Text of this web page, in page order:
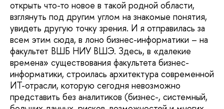
открыть что-то новое в такой родной области,
взглянуть под другим углом на знакомые понятия,
увидеть другую точку зрения. И я отправилась за
всем этим сюда, в лоно бизнес-информатики – на
факультет ВШБ НИУ ВШЭ. Здесь, в «далекие
времена» существования факультета бизнес-
информатики, строилась архитектура современной
ИТ-отрасли, которую сегодня невозможно
представить без аналитиков (бизнес-, системный,